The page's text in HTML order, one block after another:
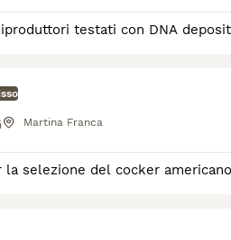
testati con DNA
Martina Franca